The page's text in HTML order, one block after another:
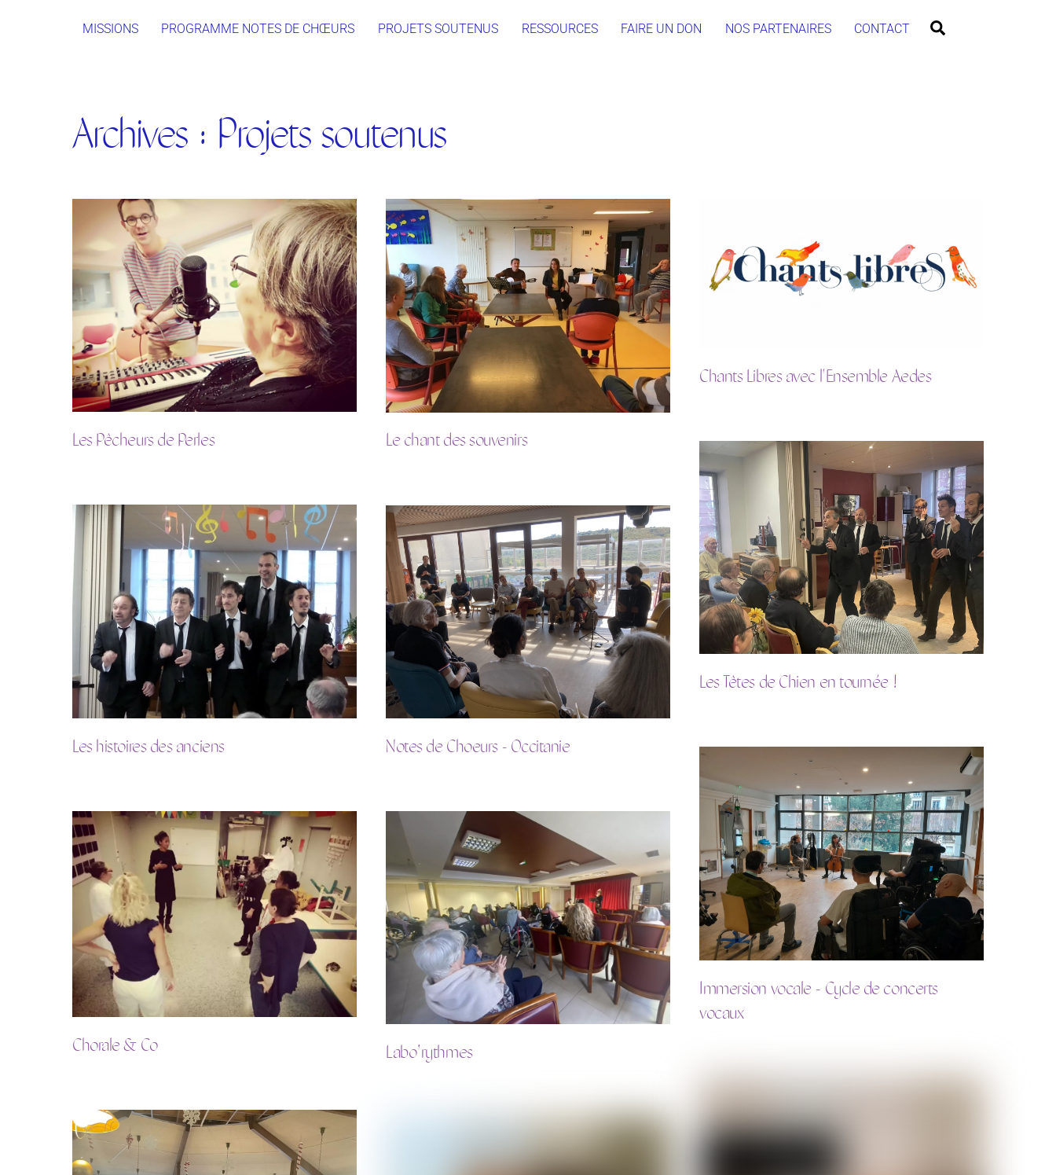
MISSIONS PROGRAMME NOTES DE CHŒURS PROJETS SOUTENUS RESSOURCES FAIRE UN DON NOS PARTENAIRES CONTACT
Archives : Projets soutenus
Les Pêcheurs de Perles Le chant des souvenirs
Chants Libres avec l'Ensemble Aedes
Les histoires des anciens Notes de Choeurs - Occitanie
Les Têtes de Chien en tournée !
Chorale & Co Labo’rythmes
Immersion vocale - Cycle de concerts
vocaux